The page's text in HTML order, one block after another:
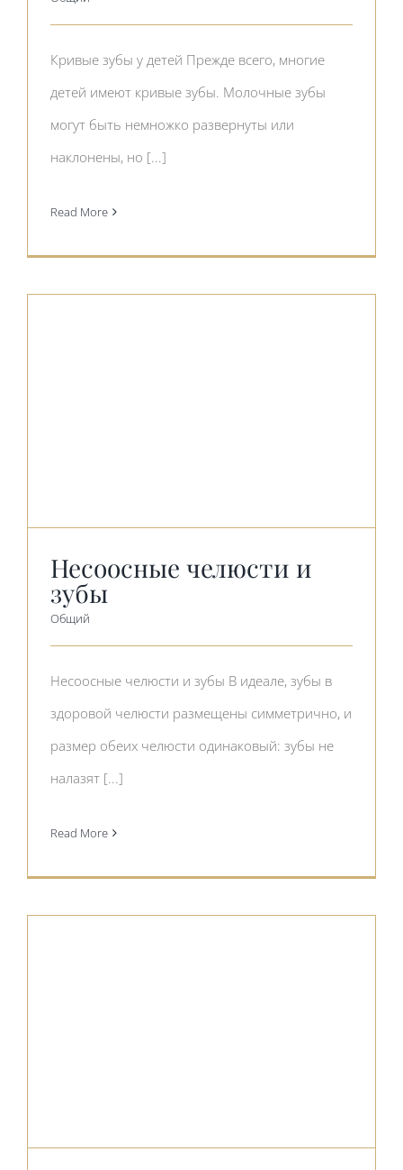
Кривые зубы у детей Прежде всего, многие
детей имеют кривые зубы. Молочные зубы
могут быть немножко развернуты или
наклонены, но [...]
Read More
Несоосные челюсти и
зубы
Общий
Несоосные челюсти и зубы В идеале, зубы в
здоровой челюсти размещены симметрично, и
размер обеих челюсти одинаковый: зубы не
налазят [...]
Read More